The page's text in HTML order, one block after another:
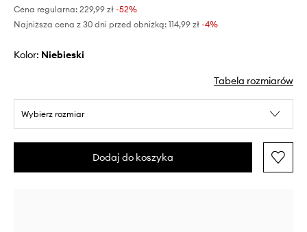
Cena regularna: 229,99 zł -52%
Najniższa cena z 30 dni przed obniżką: 114,99 zł -4%
Kolor: niebieski
Tabela rozmiarów
Wybierz rozmiar
Dodaj do koszyka